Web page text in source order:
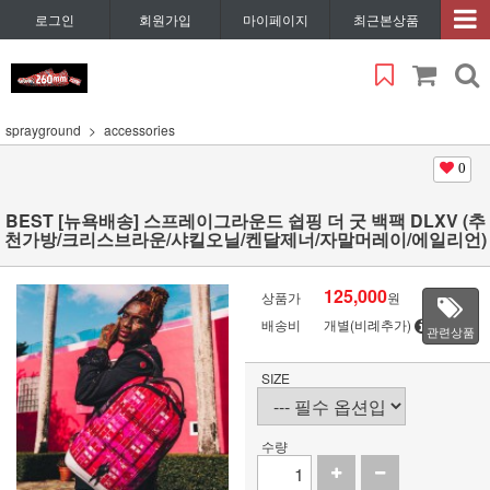
로그인 회원가입 마이페이지 최근본상품
sprayground accessories
0
BEST [뉴욕배송] 스프레이그라운드 쉽핑 더 굿 백팩 DLXV (추
천가방/크리스브라운/샤킬오닐/켄달제너/자말머레이/에일리언)
상품가 125,000원
배송비
개별(비례추가) 관련상품
SIZE
수량